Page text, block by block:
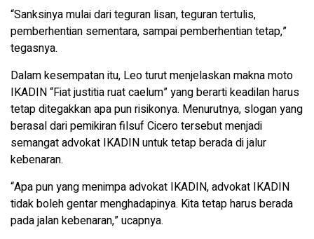
“Sanksinya mulai dari teguran lisan, teguran tertulis,
pemberhentian sementara, sampai pemberhentian tetap,”
tegasnya.
Dalam kesempatan itu, Leo turut menjelaskan makna moto
IKADIN “Fiat justitia ruat caelum” yang berarti keadilan harus
tetap ditegakkan apa pun risikonya. Menurutnya, slogan yang
berasal dari pemikiran filsuf Cicero tersebut menjadi
semangat advokat IKADIN untuk tetap berada di jalur
kebenaran.
“Apa pun yang menimpa advokat IKADIN, advokat IKADIN
tidak boleh gentar menghadapinya. Kita tetap harus berada
pada jalan kebenaran,” ucapnya.